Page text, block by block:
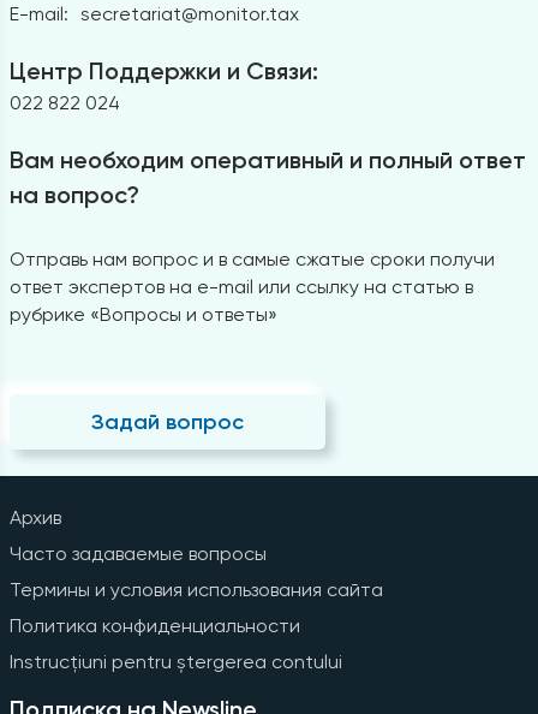
E-mail: secretariat@monitor.tax
Центр Поддержки и Связи:
022 822 024
Вам необходим оперативный и полный ответ
на вопрос?
Отправь нам вопрос и в самые сжатые сроки получи
ответ экспертов на e-mail или ссылку на статью в
рубрике «Вопросы и ответы»
Задай вопрос
Архив
Часто задаваемые вопросы
Термины и условия использования сайта
Политика конфиденциальности
Instrucțiuni pentru ștergerea contului